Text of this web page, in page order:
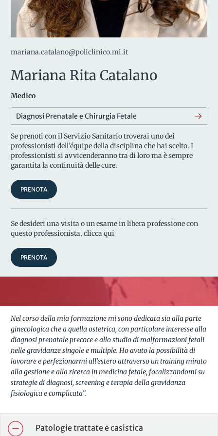
mariana.catalano@policlinico.mi.it
Mariana Rita Catalano
Medico
Diagnosi Prenatale e Chirurgia Fetale
Se prenoti con il Servizio Sanitario troverai uno dei
professionisti dell’équipe della disciplina che hai scelto. I
professionisti si avvicenderanno tra di loro ma è sempre
garantita la continuità delle cure.
PRENOTA
Se desideri una visita o un esame in libera professione con
questo professionista, clicca qui
PRENOTA
Nel corso della mia formazione mi sono dedicata sia alla parte
ginecologica che a quella ostetrica, con particolare interesse alla
diagnosi prenatale precoce e allo studio di malformazioni fetali
nelle gravidanze singole e multiple. Ho avuto la possibilità di
lavorare e perfezionarmi all’estero attraverso un training mirato
alla gestione e alla ricerca in medicina fetale, focalizzandomi su
strategie di diagnosi, screening e terapia della gravidanza
fisiologica e complicata”.
Patologie trattate e casistica